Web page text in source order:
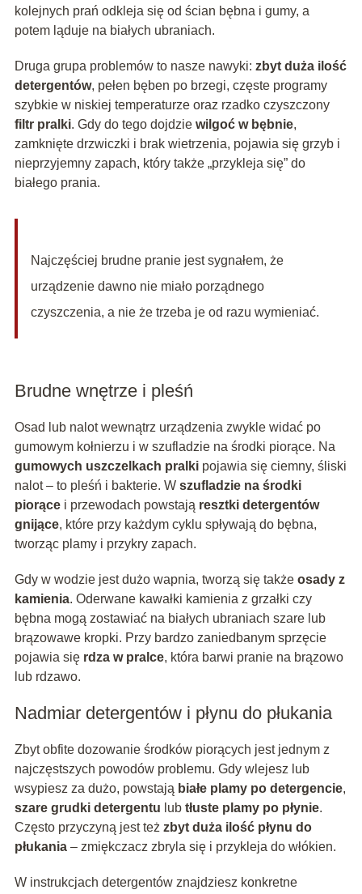
kolejnych prań odkleja się od ścian bębna i gumy, a
potem ląduje na białych ubraniach.
Druga grupa problemów to nasze nawyki: zbyt duża ilość
detergentów, pełen bęben po brzegi, częste programy
szybkie w niskiej temperaturze oraz rzadko czyszczony
filtr pralki. Gdy do tego dojdzie wilgoć w bębnie,
zamknięte drzwiczki i brak wietrzenia, pojawia się grzyb i
nieprzyjemny zapach, który także „przykleja się” do
białego prania.
Najczęściej brudne pranie jest sygnałem, że
urządzenie dawno nie miało porządnego
czyszczenia, a nie że trzeba je od razu wymieniać.
Brudne wnętrze i pleśń
Osad lub nalot wewnątrz urządzenia zwykle widać po
gumowym kołnierzu i w szufladzie na środki piorące. Na
gumowych uszczelkach pralkipojawia się ciemny, śliski
nalot – to pleśń i bakterie. W szufladzie na środki
piorącei przewodach powstają resztki detergentów
gnijące, które przy każdym cyklu spływają do bębna,
tworząc plamy i przykry zapach.
Gdy w wodzie jest dużo wapnia, tworzą się także osady z
kamienia. Oderwane kawałki kamienia z grzałki czy
bębna mogą zostawiać na białych ubraniach szare lub
brązowawe kropki. Przy bardzo zaniedbanym sprzęcie
pojawia się rdza w pralce, która barwi pranie na brązowo
lub rdzawo.
Nadmiar detergentów i płynu do płukania
Zbyt obfite dozowanie środków piorących jest jednym z
najczęstszych powodów problemu. Gdy wlejesz lub
wsypiesz za dużo, powstają białe plamy po detergencie,
szare grudki detergentu lub tłuste plamy po płynie.
Często przyczyną jest też zbyt duża ilość płynu do
płukania– zmiękczacz zbryla się i przykleja do włókien.
W instrukcjach detergentów znajdziesz konkretne